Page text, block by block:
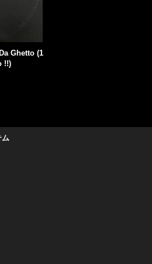
Ghetto (1
!!)
ム